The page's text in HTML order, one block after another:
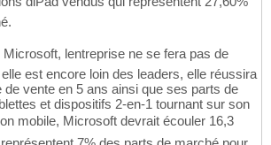
lentreprise ne se fera pas de
est encore loin des leaders, elle réussira
de vente en 5 ans ainsi que ses parts de
et dispositifs 2-en-1 tournant sur son
mobile, Microsoft devrait écouler 16,3